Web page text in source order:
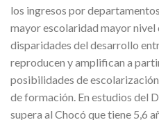
los ingresos por
mayor escolaridad mayor nivel
disparidades del desarrollo
reproducen y amplifican a
posibilidades de
de formación. En estudios del
supera al Chocó que tiene 5,6